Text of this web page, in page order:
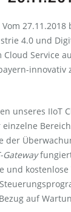
27.11.2018
4.0 und
Service
unseres IIoT
der
Gateway
auf